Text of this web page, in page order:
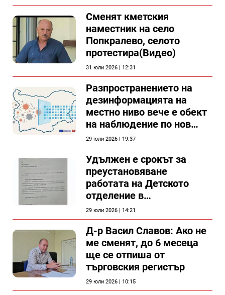
Сменят кметския
наместник на село
Попкралево, селото
протестира(Видео)
31 юли 2026 | 12:31
Разпространението на
дезинформацията на
местно ниво вече е обект
на наблюдение по нов
проект
29 юли 2026 | 19:37
Удължен е срокът за
преустановяване
работата на Детското
отделение в
силистренската болница
29 юли 2026 | 14:21
Д-р Васил Славов: Ако не
ме сменят, до 6 месеца
ще се отпиша от
търговския регистър
29 юли 2026 | 10:15